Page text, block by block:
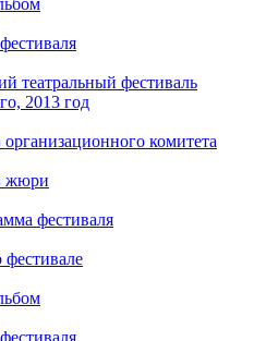
театральный фестиваль
2013 год
организационного комитета
жюри
фестиваля